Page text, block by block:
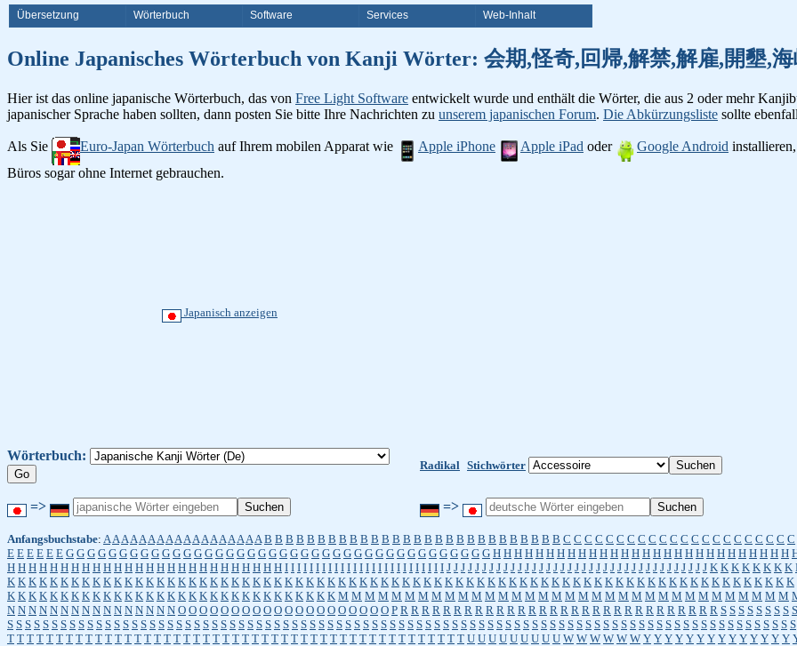
Übersetzung Wörterbuch Software Services Web-Inhalt
Online Japanisches Wörterbuch von Kanji Wörter: 会期,怪奇,回帰,解禁,解雇,開墾,
Hier ist das online japanische Wörterbuch, das von Free Light Software entwickelt wurde und enthält die Wörter, die aus 2 oder mehr
japanischer Sprache haben sollten, dann posten Sie bitte Ihre Nachrichten zu unserem japanischen Forum. Die Abkürzungsliste sollte
Als Sie Euro-Japan Wörterbuch auf Ihrem mobilen Apparat wie Apple iPhone Apple iPad oder Google Android
Büros sogar ohne Internet gebrauchen.
Japanisch anzeigen
Wörterbuch:
Radikal Stichwörter
=> =>
Anfangsbuchstabe: A A A A A A A A A A A A A A A A A A B B B B B B B B B B B B B B B B B B B B B B B B B B B B C C C C C C C C C C C C C C C C C C C C C C
E E E E E E G G G G G G G G G G G G G G G G G G G G G G G G G G G G G G G G G G G G G G G G H H H H H H H H H H H H H H H H H H H H H H H H H H H H
H H H H H H H H H H H H H H H H H H H H H H H H H H I I I I I I I I I I I I I I I I I I I I I I I I I I J J J J J J J J J J J J J J J J J J J J J J J J J J J J J J J J J J J J J K K K K K K K K
K K K K K K K K K K K K K K K K K K K K K K K K K K K K K K K K K K K K K K K K K K K K K K K K K K K K K K K K K K K K K K K K K K K K K K K K K K
K K K K K K K K K K K K K K K K K K K K K K K K K K K K K K K M M M M M M M M M M M M M M M M M M M M M M M M M M M M M M M M M M
N N N N N N N N N N N N N N N N O O O O O O O O O O O O O O O O O O O O P R R R R R R R R R R R R R R R R R R R R R R R R R R R R R R S S S S S S S S S
S S S S S S S S S S S S S S S S S S S S S S S S S S S S S S S S S S S S S S S S S S S S S S S S S S S S S S S S S S S S S S S S S S S S S S S S S S S S S S S S S S S S S S S S S
T T T T T T T T T T T T T T T T T T T T T T T T T T T T T T T T T T T T T T T T T T T T T T T U U U U U U U U U W W W W W W Y Y Y Y Y Y Y Y Y Y Y Y Y Y